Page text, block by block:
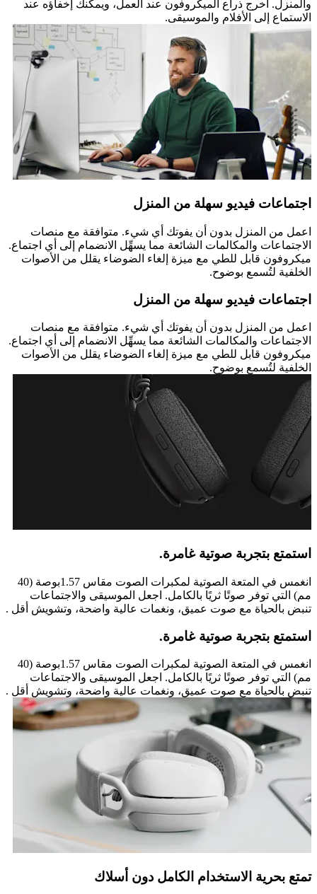
والمنزل. أخرج ذراع الميكروفون عند العمل، ويمكنك إخفاؤه عند
الاستماع إلى الأفلام والموسيقى.
اجتماعات فيديو سهلة من المنزل
اعمل من المنزل بدون أن يفوتك أي شيء. متوافقة مع منصات
الاجتماعات والمكالمات الشائعة مما يسهِّل الانضمام إلى أي اجتماع.
ميكروفون قابل للطي مع ميزة إلغاء الضوضاء يقلل من الأصوات
الخلفية لتُسمع بوضوح.
اجتماعات فيديو سهلة من المنزل
اعمل من المنزل بدون أن يفوتك أي شيء. متوافقة مع منصات
الاجتماعات والمكالمات الشائعة مما يسهِّل الانضمام إلى أي اجتماع.
ميكروفون قابل للطي مع ميزة إلغاء الضوضاء يقلل من الأصوات
الخلفية لتُسمع بوضوح.
استمتع بتجربة صوتية غامرة.
انغمس في المتعة الصوتية لمكبرات الصوت مقاس 1.57بوصة (40
مم) التي توفر صوتًا ثريًا بالكامل. اجعل الموسيقى والاجتماعات
تنبض بالحياة مع صوت عميق، ونغمات عالية واضحة، وتشويش أقل .
استمتع بتجربة صوتية غامرة.
انغمس في المتعة الصوتية لمكبرات الصوت مقاس 1.57بوصة (40
مم) التي توفر صوتًا ثريًا بالكامل. اجعل الموسيقى والاجتماعات
تنبض بالحياة مع صوت عميق، ونغمات عالية واضحة، وتشويش أقل .
تمتع بحرية الاستخدام الكامل دون أسلاك